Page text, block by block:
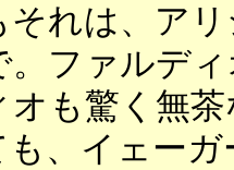
それは、ア
。ファルデ
オも驚く無
イェーガ